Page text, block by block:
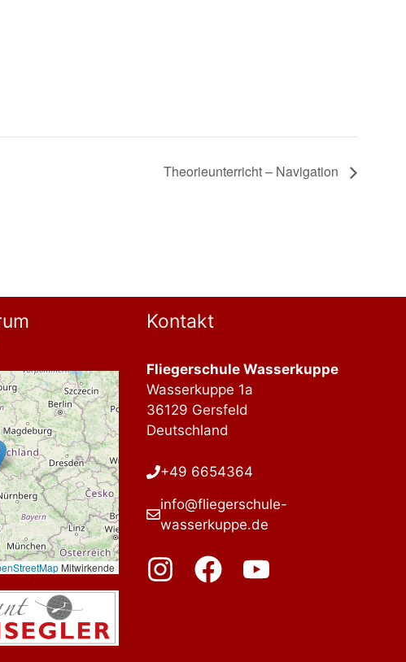
Theorieunterricht – Navigation
Mitwirkende
Kontakt
Fliegerschule Wasserkuppe
Wasserkuppe 1a
36129 Gersfeld
Deutschland
+49 6654364
info@fliegerschule-
wasserkuppe.de